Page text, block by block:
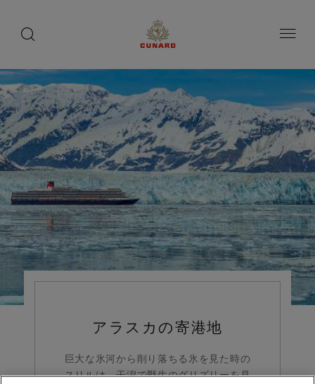
へ
ス
キ
ッ
プ
アラスカの寄港地
巨大な氷河から削り落ちる氷を見た時の
スリルは、干潟で野生のグリズリーを見